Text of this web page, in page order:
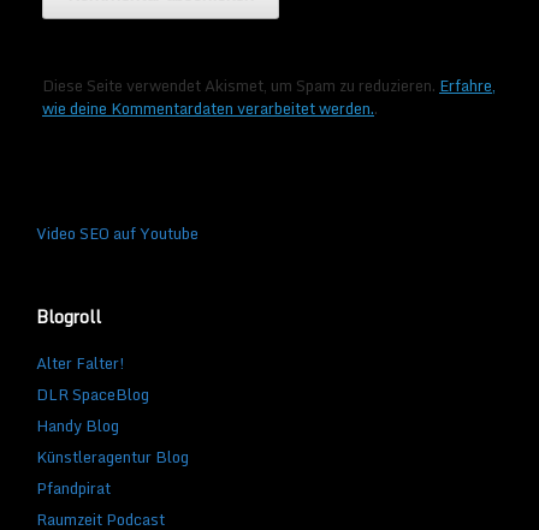
Diese Seite verwendet Akismet, um Spam zu reduzieren. Erfahre,
wie deine Kommentardaten verarbeitet werden..
Video SEO auf Youtube
Blogroll
Alter Falter!
DLR SpaceBlog
Handy Blog
Künstleragentur Blog
Pfandpirat
Raumzeit Podcast